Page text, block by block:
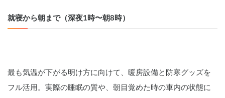
就寝から朝まで（深夜1時〜朝8時）
最も気温が下がる明け方に向けて、暖房設備と防寒グッズを
フル活用。実際の睡眠の質や、朝目覚めた時の車内の状態に